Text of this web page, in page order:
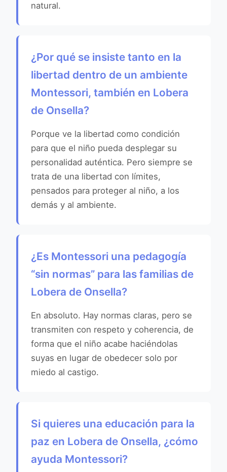
natural.
¿Por qué se insiste tanto en la
libertad dentro de un ambiente
Montessori, también en Lobera
de Onsella?
Porque ve la libertad como condición
para que el niño pueda desplegar su
personalidad auténtica. Pero siempre se
trata de una libertad con límites,
pensados para proteger al niño, a los
demás y al ambiente.
¿Es Montessori una pedagogía
“sin normas” para las familias de
Lobera de Onsella?
En absoluto. Hay normas claras, pero se
transmiten con respeto y coherencia, de
forma que el niño acabe haciéndolas
suyas en lugar de obedecer solo por
miedo al castigo.
Si quieres una educación para la
paz en Lobera de Onsella, ¿cómo
ayuda Montessori?